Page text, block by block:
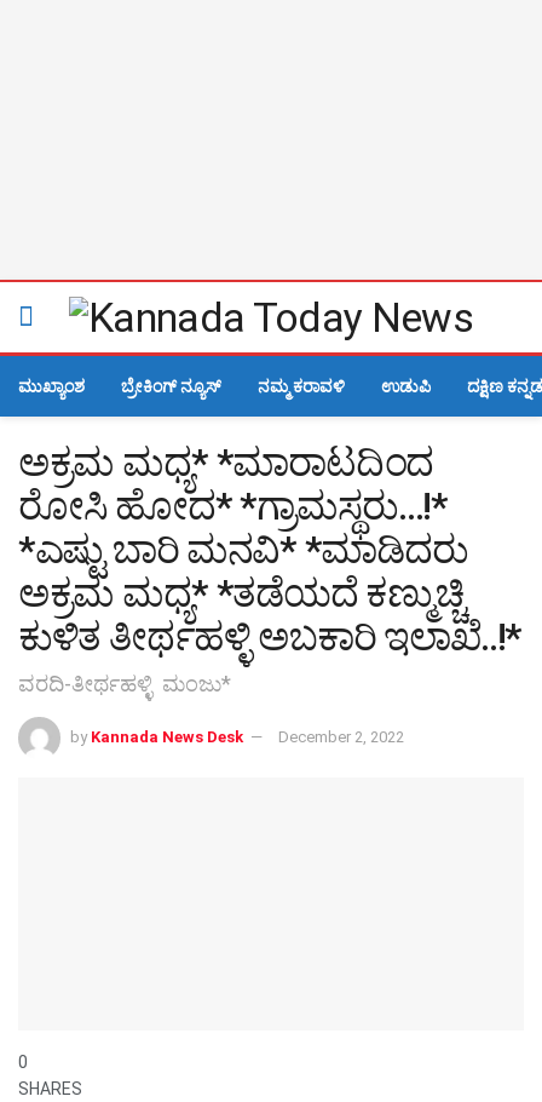
ಮುಖ್ಯಾಂಶ ಬ್ರೇಕಿಂಗ್ ನ್ಯೂಸ್ ನಮ್ಮ ಕರಾವಳಿ ಉಡುಪಿ ದಕ್ಷಿಣ ಕನ್ನಡ
ಅಕ್ರಮ ಮಧ್ಯ* *ಮಾರಾಟದಿಂದ
ರೋಸಿ ಹೋದ* *ಗ್ರಾಮಸ್ಥರು…!*
*ಎಷ್ಟು ಬಾರಿ ಮನವಿ* *ಮಾಡಿದರು
ಅಕ್ರಮ ಮಧ್ಯ* *ತಡೆಯದೆ ಕಣ್ಮುಚ್ಚಿ
ಕುಳಿತ ತೀರ್ಥಹಳ್ಳಿ ಅಬಕಾರಿ ಇಲಾಖೆ..!*
ವರದಿ-ತೀರ್ಥಹಳ್ಳಿ ಮಂಜು*
by Kannada News Desk December 2, 2022
0
SHARES